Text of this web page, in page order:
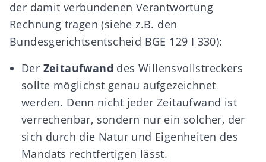
der damit verbundenen Verantwortung
Rechnung tragen (siehe z.B. den
Bundesgerichtsentscheid BGE 129 I 330):
Der Zeitaufwand des Willensvollstreckers
sollte möglichst genau aufgezeichnet
werden. Denn nicht jeder Zeitaufwand ist
verrechenbar, sondern nur ein solcher, der
sich durch die Natur und Eigenheiten des
Mandats rechtfertigen lässt.